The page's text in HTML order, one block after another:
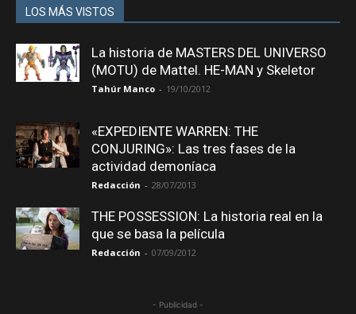
LOS MÁS VISTOS
La historia de MASTERS DEL UNIVERSO
(MOTU) de Mattel. HE-MAN y Skeletor
Tahúr Manco - 19/10/2012
«EXPEDIENTE WARREN: THE
CONJURING»: Las tres fases de la
actividad demoníaca
Redacción - 28/07/2013
THE POSSESSION: La historia real en la
que se basa la película
Redacción - 07/09/2012
- Publicidad -